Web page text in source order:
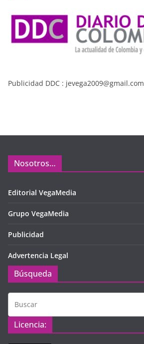
Publicidad DDC : jevega2009@gmail.com
Nosotros…
Editorial VegaMedia
Grupo VegaMedia
Publicidad
Advertencia Legal
Búsqueda
Licencia: